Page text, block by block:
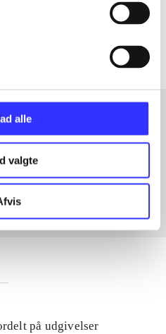
alle
valgte
emner
på udgivelser